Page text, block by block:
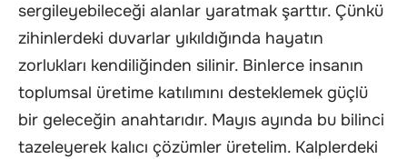
sergileyebileceği alanlar yaratmak şarttır. Çünkü
zihinlerdeki duvarlar yıkıldığında hayatın
zorlukları kendiliğinden silinir. Binlerce insanın
toplumsal üretime katılımını desteklemek güçlü
bir geleceğin anahtarıdır. Mayıs ayında bu bilinci
tazeleyerek kalıcı çözümler üretelim. Kalplerdeki